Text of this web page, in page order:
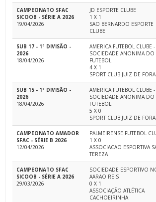
CAMPEONATO SFAC
SICOOB - SÉRIE A 2026
19/04/2026
JD ESPORTE CLUBE
1 X 1
SAO BERNARDO ESPORTE
CLUBE
SUB 17 - 1ª DIVISÃO -
2026
18/04/2026
AMERICA FUTEBOL CLUBE -
SOCIEDADE ANONIMA DO
FUTEBOL
4 X 1
SPORT CLUB JUIZ DE FORA
SUB 15 - 1ª DIVISÃO -
2026
18/04/2026
AMERICA FUTEBOL CLUBE -
SOCIEDADE ANONIMA DO
FUTEBOL
5 X 0
SPORT CLUB JUIZ DE FORA
CAMPEONATO AMADOR
SFAC - SÉRIE B 2026
12/04/2026
PALMEIRENSE FUTEBOL
1 X 0
ASSOCIACAO ESPORTIVA
TEREZA
CAMPEONATO SFAC
SICOOB - SÉRIE A 2026
29/03/2026
SOCIEDADE ESPORTIVO
AARAO REIS
0 X 1
ASSOCIAÇÃO ATLÉTICA
CACHOEIRINHA